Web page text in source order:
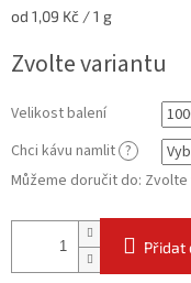
Měrná
od 1,09 Kč / 1 g
Zvolte variantu
Velikost balení
Chci kávu namlit ?
Můžeme doručit do: Zvolte
Přidat